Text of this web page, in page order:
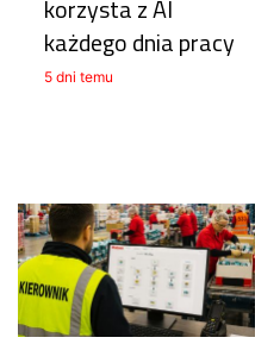
korzysta z AI
każdego dnia pracy
5 dni temu